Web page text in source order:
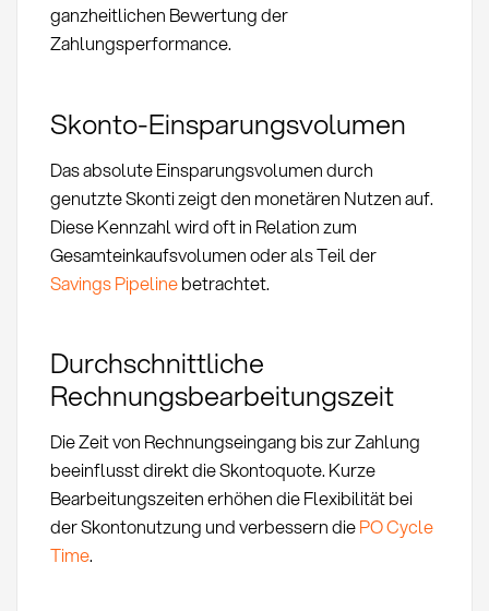
ganzheitlichen Bewertung der
Zahlungsperformance.
Skonto-Einsparungsvolumen
Das absolute Einsparungsvolumen durch
genutzte Skonti zeigt den monetären Nutzen auf.
Diese Kennzahl wird oft in Relation zum
Gesamteinkaufsvolumen oder als Teil der
Savings Pipelinebetrachtet.
Durchschnittliche
Rechnungsbearbeitungszeit
Die Zeit von Rechnungseingang bis zur Zahlung
beeinflusst direkt die Skontoquote. Kurze
Bearbeitungszeiten erhöhen die Flexibilität bei
der Skontonutzung und verbessern diePO Cycle
Time.